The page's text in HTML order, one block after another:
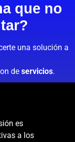
que no
una solución a
de servicios.
es
a los